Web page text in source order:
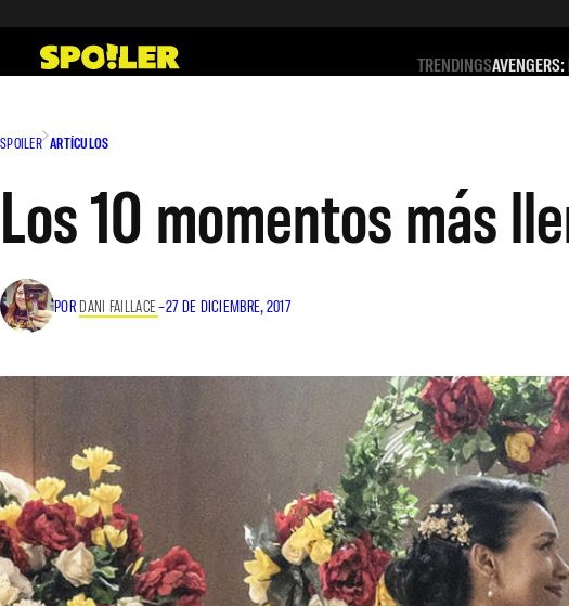
contenido
TRENDINGS
SPOILER ARTÍCULOS
Los 10 momentos más
POR DANI FAILLACE–27 DE DICIEMBRE, 2017